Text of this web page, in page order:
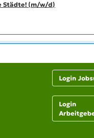
Städte! (m/w/d)
Login
Login